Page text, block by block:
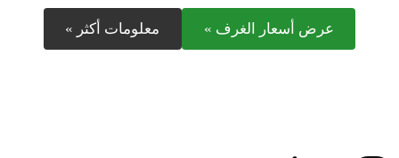
عرض أسعار الغرف » معلومات أكثر »